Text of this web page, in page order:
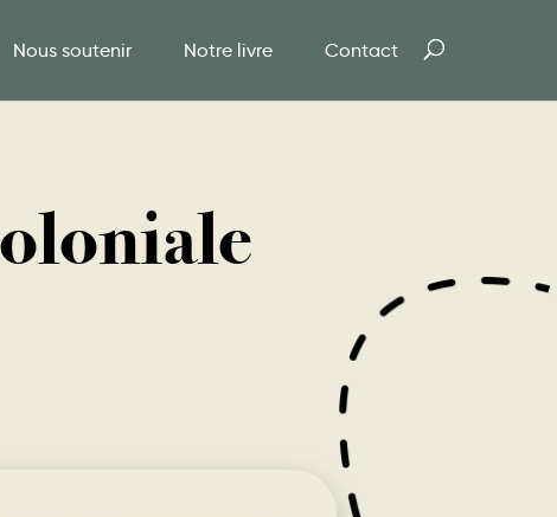
Nous soutenir Notre livre Contact